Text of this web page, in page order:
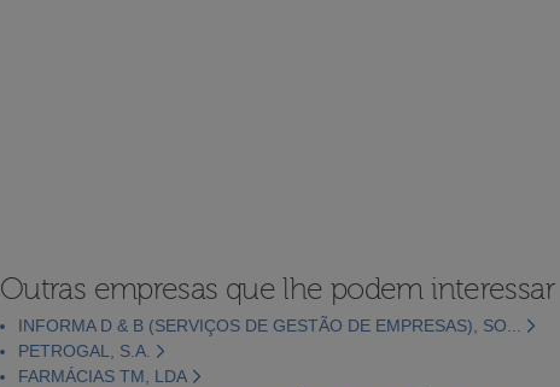
Outras empresas que lhe podem interessar
INFORMA D & B (SERVIÇOS DE GESTÃO DE EMPRESAS), SO...
PETROGAL, S.A.
FARMÁCIAS TM, LDA